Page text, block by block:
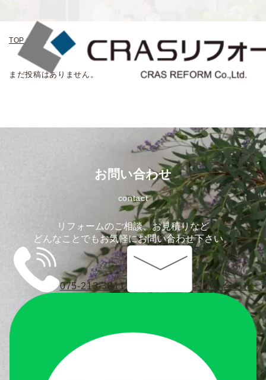
TOP> 、犬
まだ投稿はありません。
お問い合わせ
contact
リフォームのご相談、お見積りなど
どんなことでもお気軽にお問い合わせ下さい。
075-213-3811 お問い合わせ